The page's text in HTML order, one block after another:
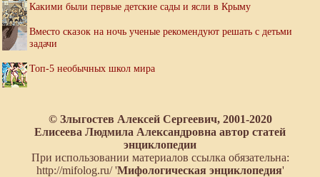
Какими были первые детские сады и ясли в Крыму
Вместо сказок на ночь ученые рекомендуют решать с детьми
задачи
Топ-5 необычных школ мира
© Злыгостев Алексей Сергеевич, 2001-2020
Елисеева Людмила Александровна автор статей
энциклопедии
При использовании материалов ссылка обязательна:
http://mifolog.ru/ 'Мифологическая энциклопедия'